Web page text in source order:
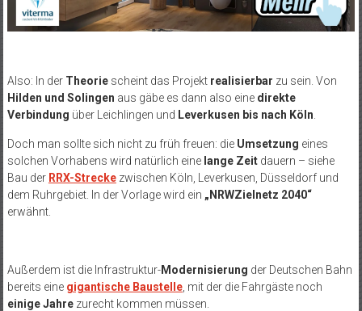
Also: In der Theoriescheint das Projekt realisierbar zu sein. Von
Hilden und Solingen aus gäbe es dann also eine direkte
Verbindung über Leichlingen und Leverkusen bis nach Köln
Doch man sollte sich nicht zu früh freuen: die Umsetzung eines
solchen Vorhabens wird natürlich eine lange Zeitdauern – siehe
Bau der RRX-Streckezwischen Köln, Leverkusen, Düsseldorf und
dem Ruhrgebiet. In der Vorlage wird ein „NRWZielnetz 2040“
erwähnt.
Außerdem ist die Infrastruktur-Modernisierung der Deutschen Bahn
bereits eine gigantische Baustelle, mit der die Fahrgäste noch
einige Jahrezurecht kommen müssen.